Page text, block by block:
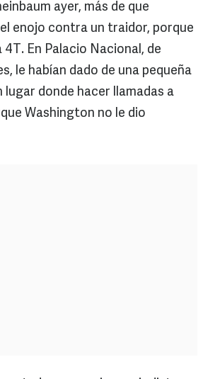
ayer, más de que
enojo contra un traidor, porque
En Palacio Nacional, de
le habían dado de una pequeña
donde hacer llamadas a
Washington no le dio